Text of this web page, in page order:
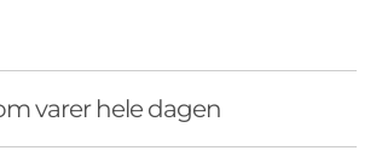
varer hele dagen